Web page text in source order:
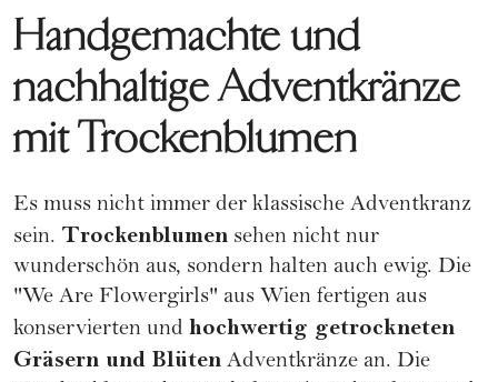
Handgemachte und
nachhaltige Adventkränze
mit Trockenblumen
Es muss nicht immer der klassische Adventkranz
sein. Trockenblumen sehen nicht nur
wunderschön aus, sondern halten auch ewig. Die
"We Are Flowergirls" aus Wien fertigen aus
konservierten und hochwertig getrockneten
Gräsern und Blüten Adventkränze an. Die